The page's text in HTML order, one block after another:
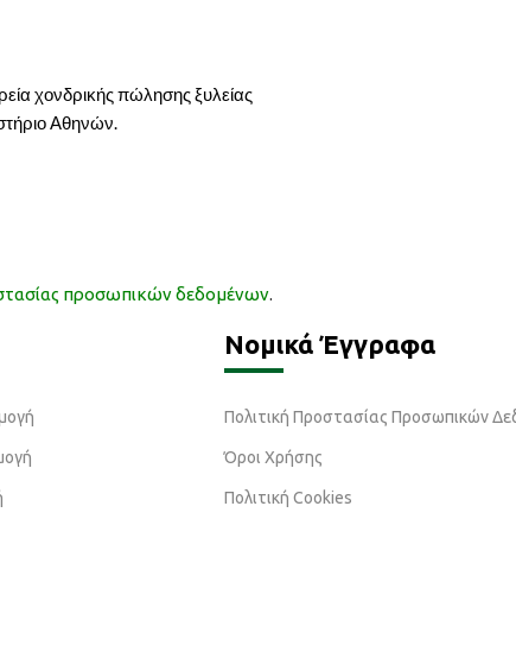
χονδρικής πώλησης ξυλείας
Αθηνών.
προσωπικών δεδομένων.
Νομικά Έγγραφα
Πολιτική Προστασίας Προσωπικών
Όροι Χρήσης
Πολιτική Cookies